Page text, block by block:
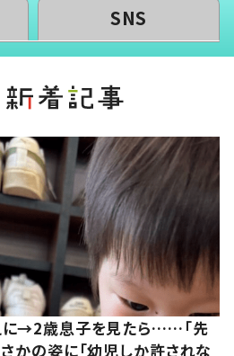
SNS
に→2歳息子を見たら……「先
かの姿に「幼児しか許されな